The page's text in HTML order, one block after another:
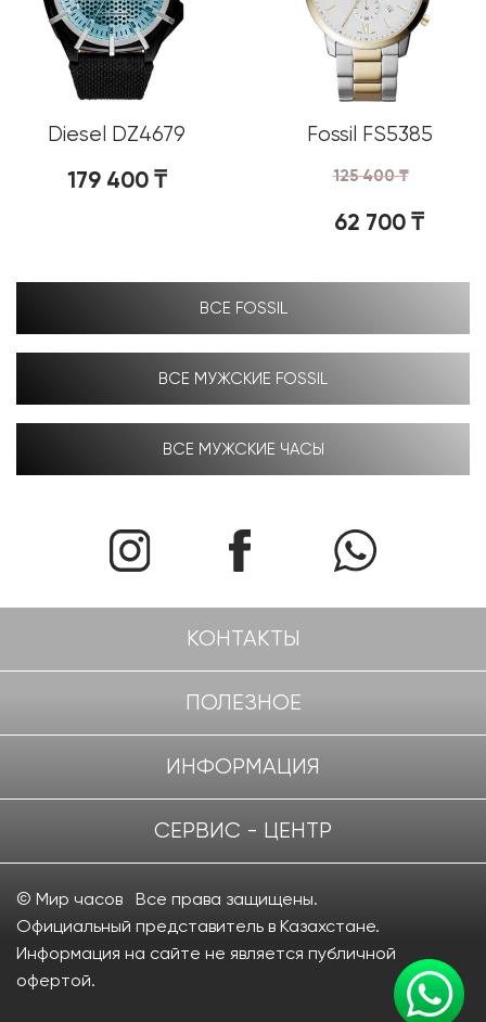
Diesel DZ4679
179 400₸
Fossil FS5385
125 400₸
62 700₸
ВСЕ FOSSIL
ВСЕ МУЖСКИЕ FOSSIL
ВСЕ МУЖСКИЕ ЧАСЫ
КОНТАКТЫ
ПОЛЕЗНОЕ
ИНФОРМАЦИЯ
СЕРВИС - ЦЕНТР
© Мир часов Все права защищены.
Официальный представитель в Казахстане.
Информация на сайте не является публичной
офертой.